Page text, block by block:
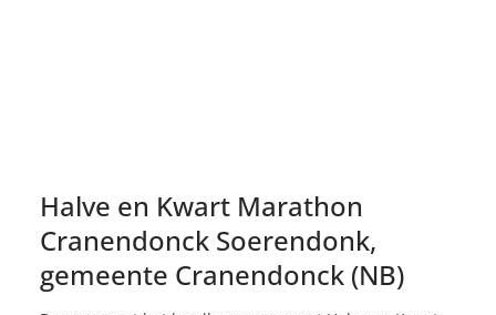
Halve en Kwart Marathon
Cranendonck Soerendonk,
gemeente Cranendonck (NB)